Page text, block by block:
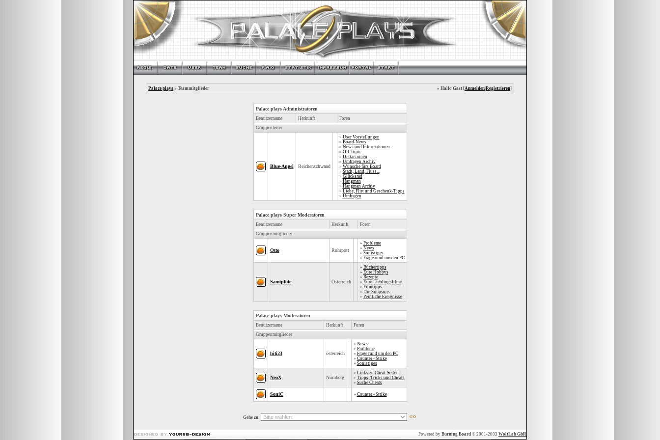
Palace plays » Teammitglieder » Hallo Gast [Anmelden Registrieren]
Palace plays Administratoren
Benutzername Herkunft
Foren
Gruppenleiter
Blue-Angel Reichenschwand
» User Vorstellungen
» Board-News
» News und Informationen
» Off-Topic
» Diskusionen
» Umfragen Archiv
» Wünsche fürs Board
» Stadt, Land, Fluss...
» Glücksrad
» Hangman
» Hangman Archiv
» Liebe, Flirt und Geschenk-Tipps
» Umfragen
Palace plays Super Moderatoren
Benutzername Herkunft
Foren
Gruppenmitglieder
Otto Ruhrpott
» Probleme
» News
» Sonistiges
» Frage rund um den PC
Samtpfote Österreich
» Büchertipps
» Eure Hobbys
» Rezepte
» Eure Lieblingsfilme
» Filmtipps
» Die Simpsons
» Peinliche Ereignisse
Palace plays Moderatoren
Benutzername Herkunft
Foren
Gruppenmitglieder
hiti23 österreich
» News
» Probleme
» Frage rund um den PC
» Counter - Strike
» Sonistiges
NeoX Nürnberg
» Links zu Cheat-Seiten
» Tipps, Tricks und Cheats
» Suche Cheats
SoniC » Counter - Strike
Gehe zu:
Powered by Burning Board © 2001-2003 WoltLab GbR